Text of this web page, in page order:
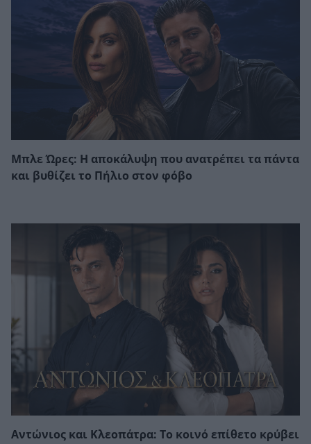
Μπλε Ώρες: Η αποκάλυψη που ανατρέπει τα πάντα
και βυθίζει το Πήλιο στον φόβο
Αντώνιος και Κλεοπάτρα: Το κοινό επίθετο κρύβει